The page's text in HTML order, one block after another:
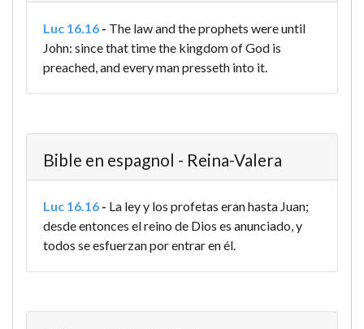
Luc 16.16 - The law and the prophets were until
John: since that time the kingdom of God is
preached, and every man presseth into it.
Bible en espagnol - Reina-Valera
Luc 16.16 - La ley y los profetas eran hasta Juan;
desde entonces el reino de Dios es anunciado, y
todos se esfuerzan por entrar en él.